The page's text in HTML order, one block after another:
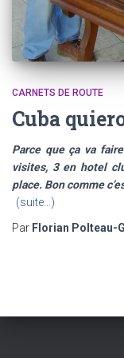
CARNETS DE ROUTE
Cuba
Parce que ça va
visites, 3 en hotel
place. Bon comme
(suite…)
Par Florian Polteau-